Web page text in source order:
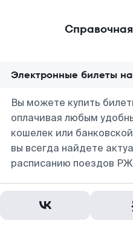
Электронные билеты
Вы можете купить
оплачивая любым
кошелек или
вы всегда найдете
расписанию поездов